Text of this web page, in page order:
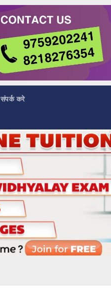
संपर्क करे